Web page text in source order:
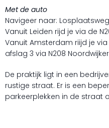
Met de auto
Navigeer naar: Losplaatsweg
Vanuit Leiden rijd je via de
Vanuit Amsterdam riijd je
afslag 3 via N208
De praktijk ligt in een
rustige straat. Er is een
parkeerplekken in de straat